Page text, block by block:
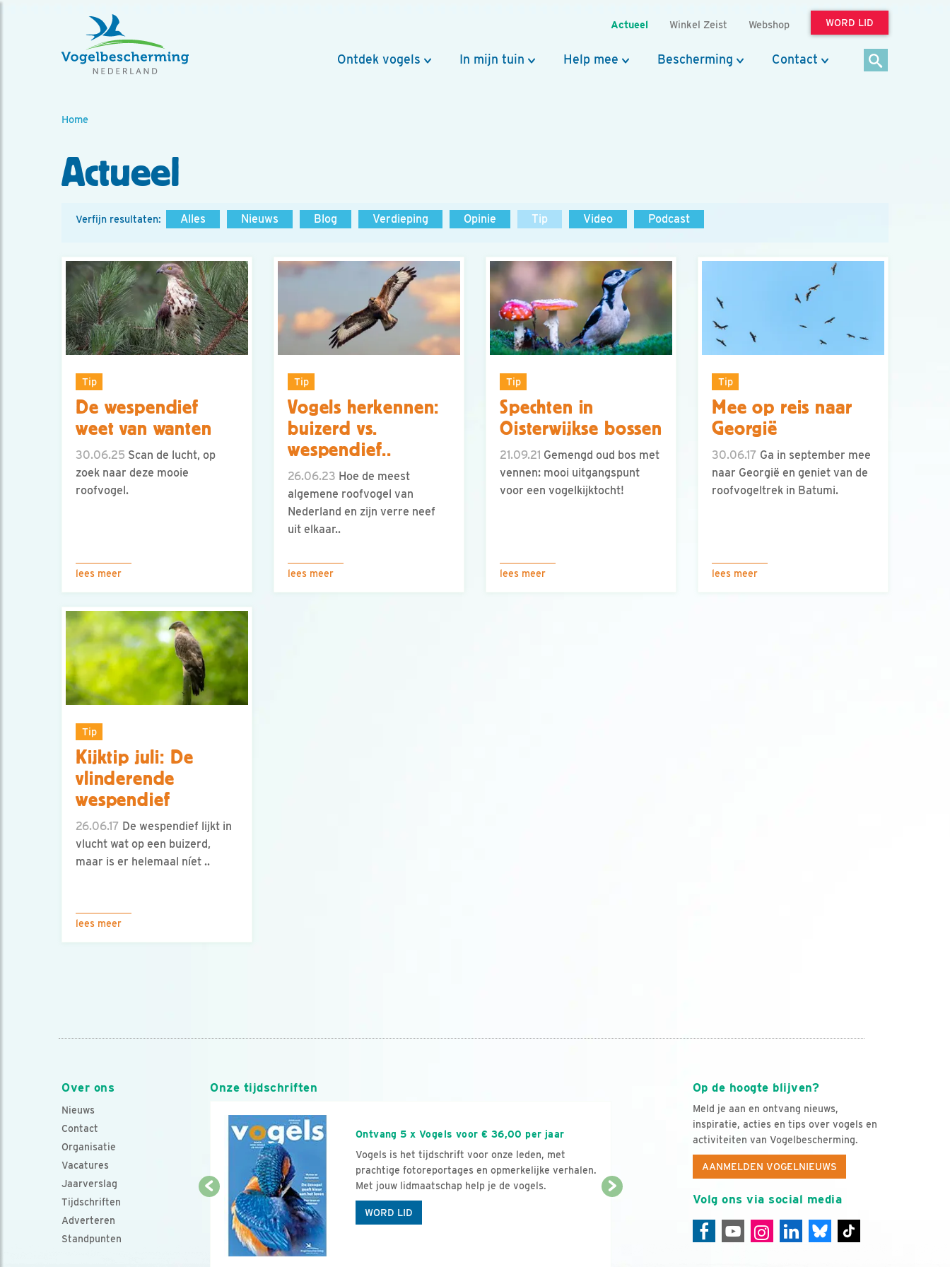
Actueel Winkel Zeist Webshop WORD LID
Ontdek vogels In mijn tuin Help mee Bescherming Contact
Home
Actueel
Verfijn resultaten: Alles Nieuws Blog Verdieping Opinie Tip Video Podcast
Tip
De wespendief
weet van wanten
30.06.25 Scan de lucht, op
zoek naar deze mooie
roofvogel.
lees meer
Tip
Vogels herkennen:
buizerd vs.
wespendief..
26.06.23 Hoe de meest
algemene roofvogel van
Nederland en zijn verre neef
uit elkaar..
lees meer
Tip
Spechten in
Oisterwijkse bossen
21.09.21 Gemengd oud bos met
vennen: mooi uitgangspunt
voor een vogelkijktocht!
lees meer
Tip
Mee op reis naar
Georgië
30.06.17 Ga in september mee
naar Georgië en geniet van de
roofvogeltrek in Batumi.
lees meer
Tip
Kijktip juli: De
vlinderende
wespendief
26.06.17 De wespendief lijkt in
vlucht wat op een buizerd,
maar is er helemaal níet ..
lees meer
Over ons
Nieuws
Contact
Organisatie
Vacatures
Jaarverslag
Tijdschriften
Adverteren
Standpunten
Op de hoogte blijven?
Meld je aan en ontvang nieuws,
inspiratie, acties en tips over vogels en
activiteiten van Vogelbescherming.
AANMELDEN VOGELNIEUWS
Volg ons via social media
Onze tijdschriften
Ontvang 5 x Vogels voor € 36,00 per jaar
Vogels is het tijdschrift voor onze leden, met
prachtige fotoreportages en opmerkelijke verhalen.
Met jouw lidmaatschap help je de vogels.
WORD LID